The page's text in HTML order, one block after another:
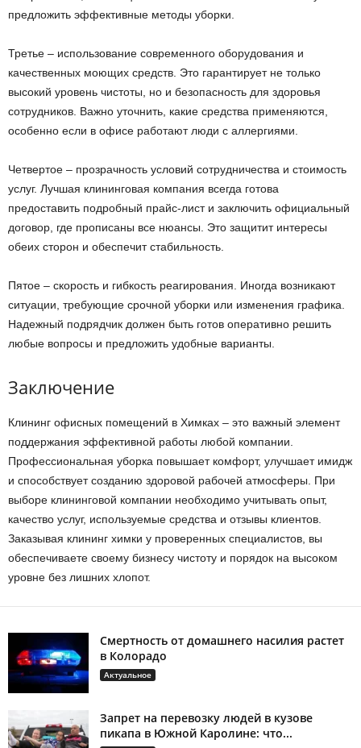
предложить эффективные методы уборки.
Третье – использование современного оборудования и
качественных моющих средств. Это гарантирует не только
высокий уровень чистоты, но и безопасность для здоровья
сотрудников. Важно уточнить, какие средства применяются,
особенно если в офисе работают люди с аллергиями.
Четвертое – прозрачность условий сотрудничества и стоимость
услуг. Лучшая клининговая компания всегда готова
предоставить подробный прайс-лист и заключить официальный
договор, где прописаны все нюансы. Это защитит интересы
обеих сторон и обеспечит стабильность.
Пятое – скорость и гибкость реагирования. Иногда возникают
ситуации, требующие срочной уборки или изменения графика.
Надежный подрядчик должен быть готов оперативно решить
любые вопросы и предложить удобные варианты.
Заключение
Клининг офисных помещений в Химках – это важный элемент
поддержания эффективной работы любой компании.
Профессиональная уборка повышает комфорт, улучшает имидж
и способствует созданию здоровой рабочей атмосферы. При
выборе клининговой компании необходимо учитывать опыт,
качество услуг, используемые средства и отзывы клиентов.
Заказывая клининг химки у проверенных специалистов, вы
обеспечиваете своему бизнесу чистоту и порядок на высоком
уровне без лишних хлопот.
Смертность от домашнего насилия растет
в Колорадо
Актуальное
Запрет на перевозку людей в кузове
пикапа в Южной Каролине: что...